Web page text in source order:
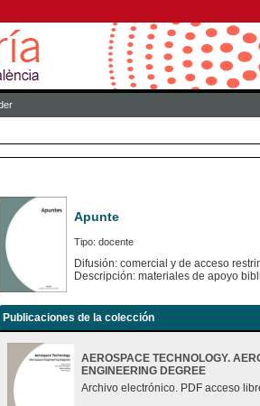
Apunte
Tipo: docente
Difusión: comercial y de acceso
Descripción: materiales de apoyo
Publicaciones de la colección
AEROSPACE TECHNOLOGY.
ENGINEERING DEGREE
Archivo electrónico. PDF acceso